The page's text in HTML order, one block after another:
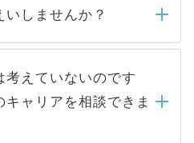
ため 人気のある医療機
うと、応募が殺到する場
める条件に合った人材の
に依頼するケースが増え
募先から内定をいただい
はありません。内定先へ
ャリアパートナーが行い
しませんか？
することはありませんの
い。当サイトからの登録
登録者様の個人情報は、
アップおよび転職活動の
いたします。お預かりし
考えていないのです
キャリアを相談できま